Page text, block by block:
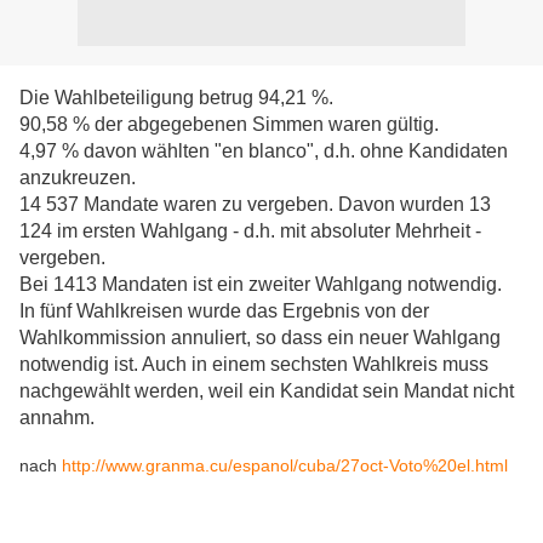
Die Wahlbeteiligung betrug 94,21 %.
90,58 % der abgegebenen Simmen waren gültig.
4,97 % davon wählten "en blanco", d.h. ohne Kandidaten
anzukreuzen.
14 537 Mandate waren zu vergeben. Davon wurden 13
124 im ersten Wahlgang - d.h. mit absoluter Mehrheit -
vergeben.
Bei 1413 Mandaten ist ein zweiter Wahlgang notwendig.
In fünf Wahlkreisen wurde das Ergebnis von der
Wahlkommission annuliert, so dass ein neuer Wahlgang
notwendig ist. Auch in einem sechsten Wahlkreis muss
nachgewählt werden, weil ein Kandidat sein Mandat nicht
annahm.
nach http://www.granma.cu/espanol/cuba/27oct-Voto%20el.html